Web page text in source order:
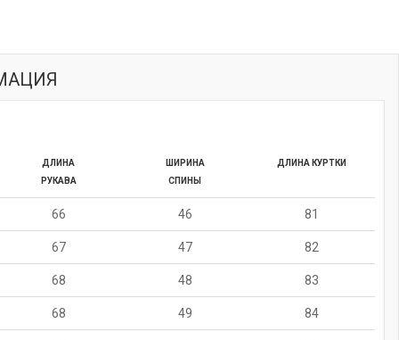
ДЛИНА
РУКАВА
ШИРИНА
СПИНЫ
ДЛИНА КУРТКИ
66 46 81
67 47 82
68 48 83
68 49 84